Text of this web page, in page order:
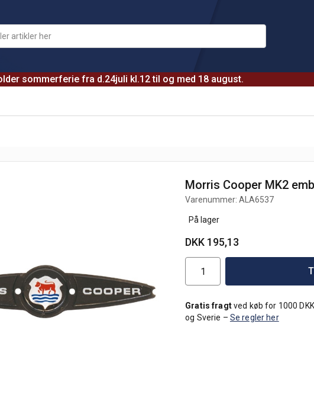
sommerferie fra d.24juli kl.12 til og med 18 august.
Morris Cooper MK2
Varenummer:ALA6537
På lager
DKK 195,13
Gratis fragtved køb for 1000
og Sverie – Se regler her